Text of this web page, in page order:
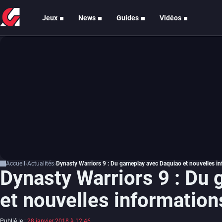
Jeux News Guides Vidéos
Accueil Actualités Dynasty Warriors 9 : Du gameplay avec Daquiao et nouvelles
Dynasty Warriors 9 : Du
et nouvelles